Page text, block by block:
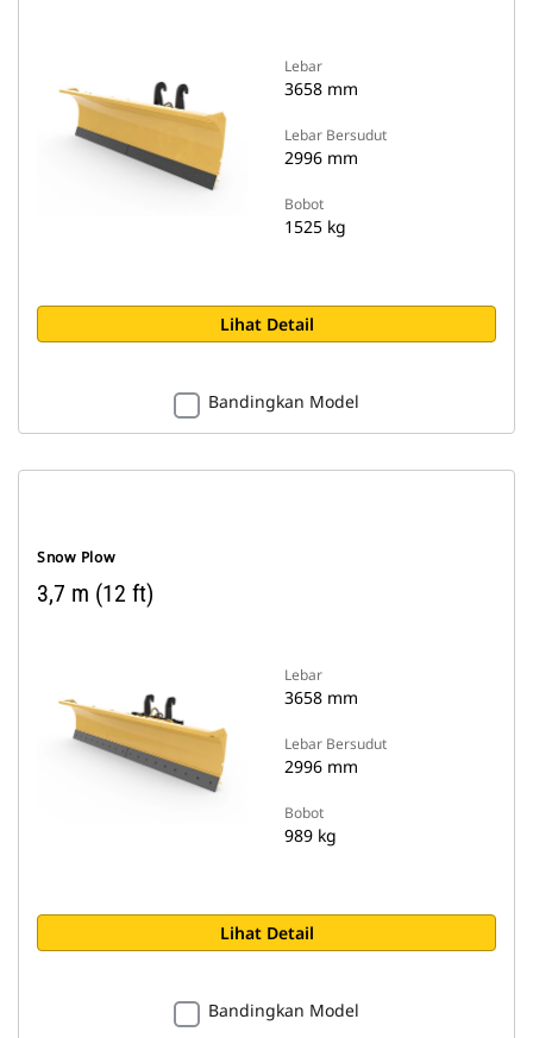
Lebar
3658 mm
Lebar Bersudut
2996 mm
Bobot
1525 kg
Lihat Detail
Bandingkan Model
Snow Plow
3,7 m (12 ft)
Lebar
3658 mm
Lebar Bersudut
2996 mm
Bobot
989 kg
Lihat Detail
Bandingkan Model